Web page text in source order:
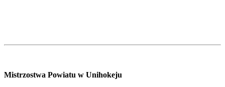
Mistrzostwa Powiatu w Unihokeju